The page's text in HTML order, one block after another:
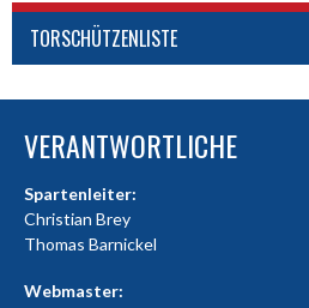
TORSCHÜTZENLISTE
VERANTWORTLICHE
Spartenleiter:
Christian Brey
Thomas Barnickel
Webmaster: